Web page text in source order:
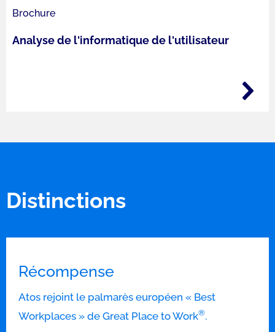
Brochure
Analyse de l'informatique de l'utilisateur
Distinctions
Récompense
Atos rejoint le palmarès européen « Best
Workplaces » de Great Place to Work®.